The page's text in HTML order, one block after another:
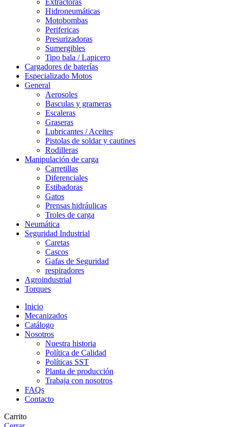
Hidroneumáticas
Motobombas
Perifericas
Presurizadoras
Sumergibles
Tipo bala / Lapicero
Cargadores de baterías
Especializado Motos
General
Aerosoles
Basculas y grameras
Escaleras
Graseras
Lubricantes / Aceites
Pistolas de soldar y cautines
Rodilleras
Manipulación de carga
Carretillas
Diferenciales
Estibadoras
Gatos
Prensas hidráulicas
Troles de carga
Neumática
Seguridad Industrial
Caretas
Cascos
Gafas de Seguridad
respiradores
Agroindustrial
Torques
Inicio
Mecanizados
Catálogo
Nosotros
Nuestra historia
Política de Calidad
Políticas SST
Planta de producción
Trabaja con nosotros
FAQs
Contacto
Carrito